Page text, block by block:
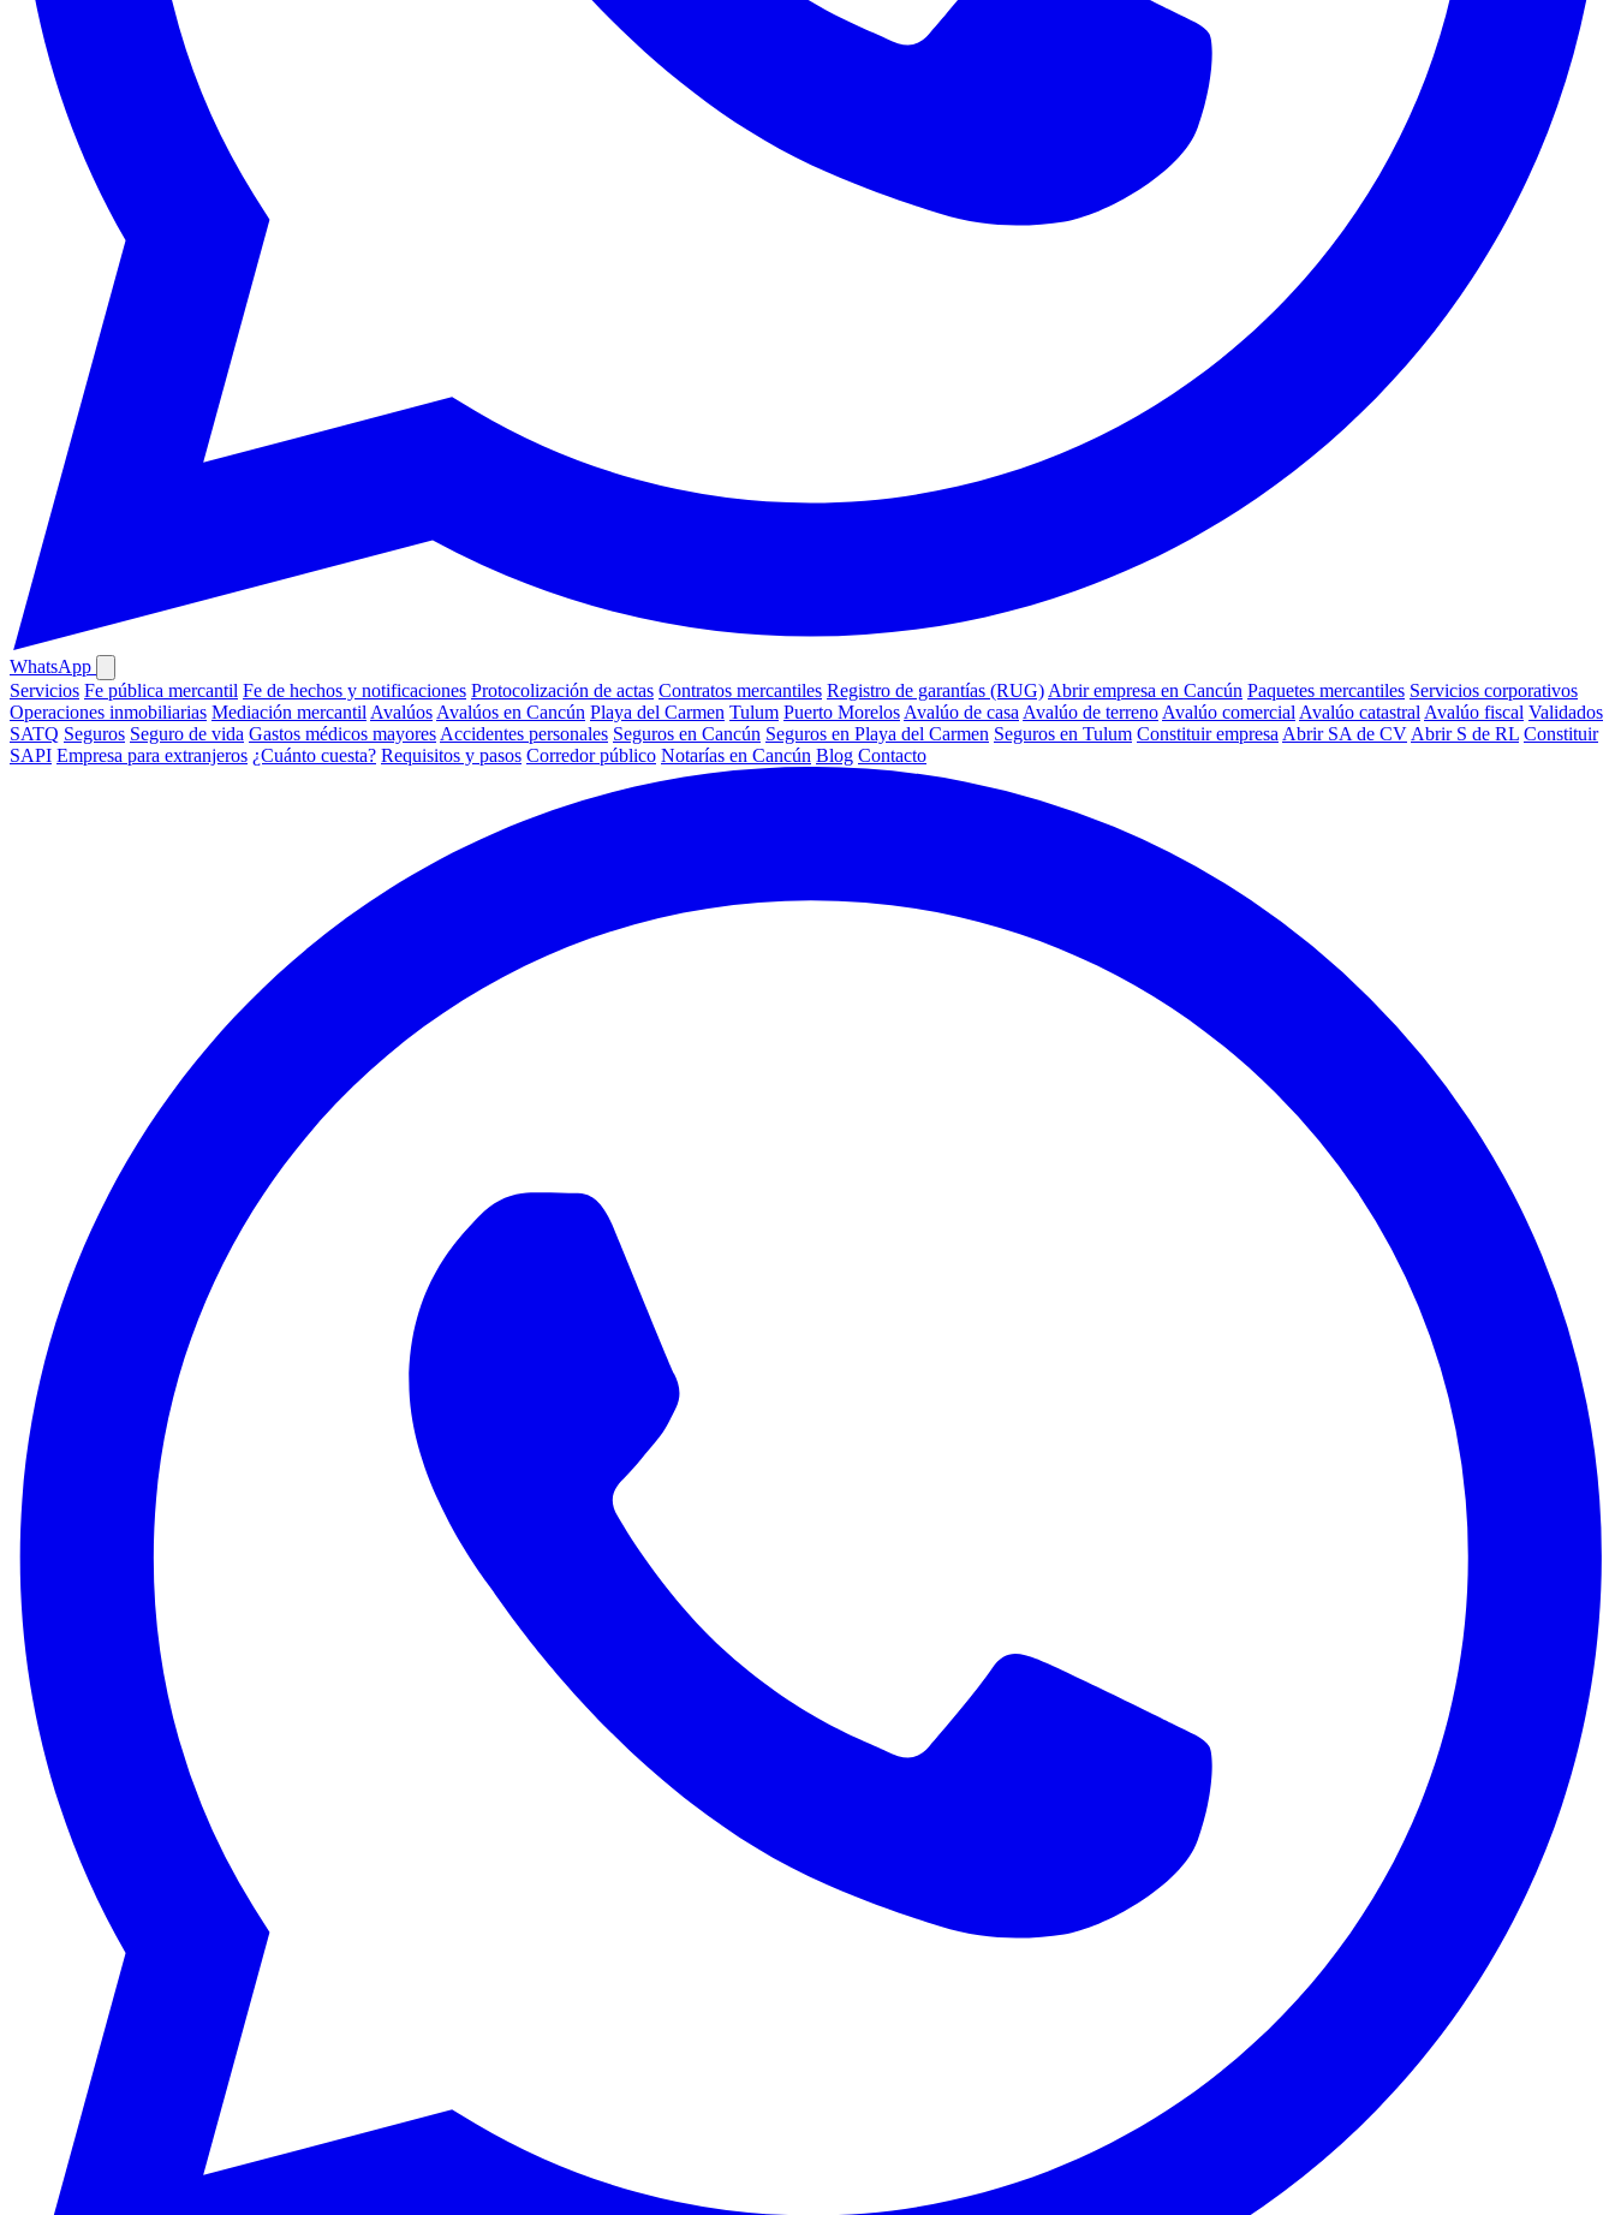
WhatsApp
Servicios Fe pública mercantil Fe de hechos y notificaciones Protocolización de actas Contratos mercantiles Registro de garantías (RUG) Abrir empresa en Cancún Paquetes mercantiles Servicios corporativos
Operaciones inmobiliarias Mediación mercantil Avalúos Avalúos en Cancún Playa del Carmen Tulum Puerto Morelos Avalúo de casa Avalúo de terreno Avalúo comercial Avalúo catastral Avalúo fiscal Validados
SATQ Seguros Seguro de vida Gastos médicos mayores Accidentes personales Seguros en Cancún Seguros en Playa del Carmen Seguros en Tulum Constituir empresa Abrir SA de CV Abrir S de RL Constituir
SAPI Empresa para extranjeros ¿Cuánto cuesta? Requisitos y pasos Corredor público Notarías en Cancún Blog Contacto